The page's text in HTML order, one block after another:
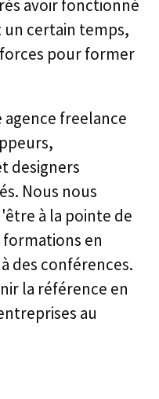
avoir fonctionné
certain temps,
pour former
freelance
designers
Nous nous
à la pointe de
formations en
des conférences.
la référence en
au